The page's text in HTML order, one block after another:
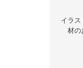
イラス
材の